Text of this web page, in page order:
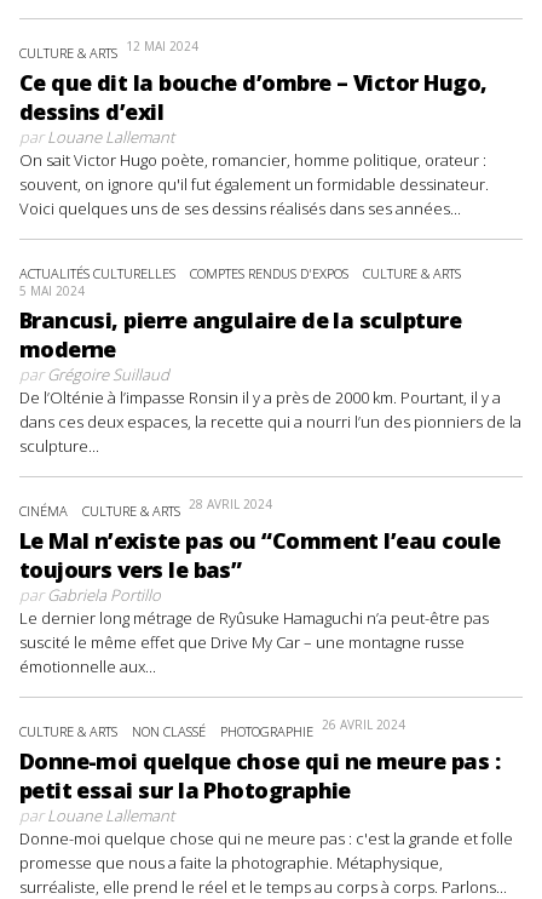
CULTURE & ARTS 12 MAI 2024
Ce que dit la bouche d’ombre – Victor Hugo,
dessins d’exil
parLouane Lallemant
On sait Victor Hugo poète, romancier, homme politique, orateur :
souvent, on ignore qu'il fut également un formidable dessinateur.
Voici quelques uns de ses dessins réalisés dans ses années...
ACTUALITÉS CULTURELLES COMPTES RENDUS D'EXPOS CULTURE & ARTS
5 MAI 2024
Brancusi, pierre angulaire de la sculpture
moderne
parGrégoire Suillaud
De l’Olténie à l’impasse Ronsin il y a près de 2000 km. Pourtant, il y a
dans ces deux espaces, la recette qui a nourri l’un des pionniers de la
sculpture...
CINÉMA CULTURE & ARTS 28 AVRIL 2024
Le Mal n’existe pas ou “Comment l’eau coule
toujours vers le bas”
parGabriela Portillo
Le dernier long métrage de Ryûsuke Hamaguchi n’a peut-être pas
suscité le même effet que Drive My Car – une montagne russe
émotionnelle aux...
CULTURE & ARTS NON CLASSÉ PHOTOGRAPHIE 26 AVRIL 2024
Donne-moi quelque chose qui ne meure pas :
petit essai sur la Photographie
parLouane Lallemant
Donne-moi quelque chose qui ne meure pas : c'est la grande et folle
promesse que nous a faite la photographie. Métaphysique,
surréaliste, elle prend le réel et le temps au corps à corps. Parlons...